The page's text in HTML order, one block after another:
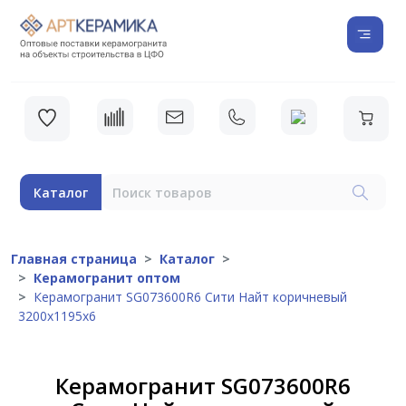
Каталог
Главная страница
Каталог
Керамогранит оптом
Керамогранит SG073600R6 Сити Найт коричневый
3200х1195х6
Керамогранит SG073600R6